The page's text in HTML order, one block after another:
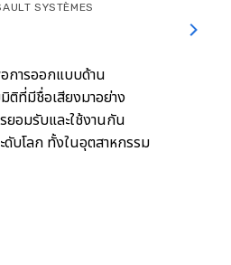
SYSTÈMES
การออกแบบด้าน
ติที่มีชื่อเสียงมาอย่าง
ยอมรับและใช้งานกัน
ดับโลก ทั้งในอุตสาหกรรม